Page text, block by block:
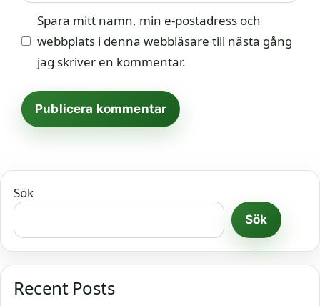
Spara mitt namn, min e-postadress och
webbplats i denna webbläsare till nästa gång
jag skriver en kommentar.
Sök
Sök
Recent Posts